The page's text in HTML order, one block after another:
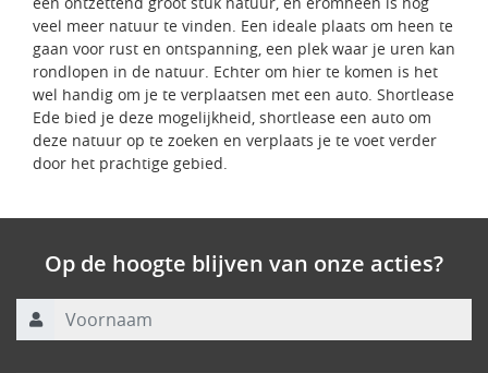
veel meer natuur te vinden. Een ideale plaats om heen te
gaan voor rust en ontspanning, een plek waar je uren kan
rondlopen in de natuur. Echter om hier te komen is het
wel handig om je te verplaatsen met een auto. Shortlease
Ede bied je deze mogelijkheid, shortlease een auto om
deze natuur op te zoeken en verplaats je te voet verder
door het prachtige gebied.
Op de hoogte blijven van onze acties?